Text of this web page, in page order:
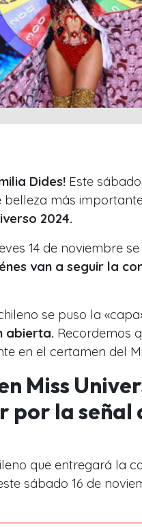
Dides! Este
más
2024.
14 de noviembre
van a seguir la
se puso la
abierta. Recordemos
en el certamen del
Miss
por la señal
que entregará la
sábado 16 de